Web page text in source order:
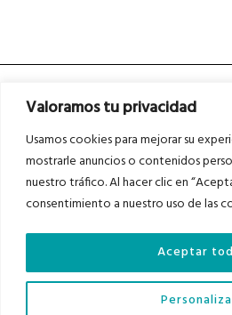
Valoramos tu privacidad
Usamos cookies para mejorar su
mostrarle anuncios o contenidos
nuestro tráfico. Al hacer clic en
consentimiento a nuestro uso de las
Aceptar
Asociados a